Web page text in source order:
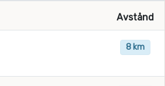
Avstånd
8 km